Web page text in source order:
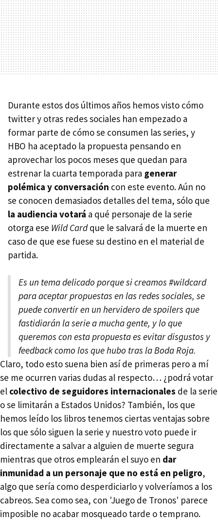
Durante estos dos últimos años hemos visto cómo
twitter y otras redes sociales han empezado a
formar parte de cómo se consumen las series, y
HBO ha aceptado la propuesta pensando en
aprovechar los pocos meses que quedan para
estrenar la cuarta temporada para generar
polémica y conversación con este evento. Aún no
se conocen demasiados detalles del tema, sólo que
la audiencia votará a qué personaje de la serie
otorga ese Wild Cardque le salvará de la muerte en
caso de que ese fuese su destino en el material de
partida.
Es un tema delicado porque si creamos #wildcard
para aceptar propuestas en las redes sociales, se
puede convertir en un hervidero de spoilers que
fastidiarán la serie a mucha gente, y lo que
queremos con esta propuesta es evitar disgustos y
feedback como los que hubo tras la Boda Roja.
Claro, todo esto suena bien así de primeras pero a mí
se me ocurren varias dudas al respecto… ¿podrá votar
el colectivo de seguidores internacionales de la serie
o se limitarán a Estados Unidos? También, los que
hemos leído los libros tenemos ciertas ventajas sobre
los que sólo siguen la serie y nuestro voto puede ir
directamente a salvar a alguien de muerte segura
mientras que otros emplearán el suyo en dar
inmunidad a un personaje que no está en peligro,
algo que sería como desperdiciarlo y volveríamos a los
cabreos. Sea como sea, con 'Juego de Tronos' parece
imposible no acabar mosqueado tarde o temprano.